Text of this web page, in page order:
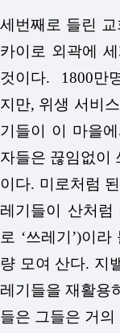
세번째로 들린
카이로 외곽에
것이다. 1800만
지만, 위생 서비
기들이 이 마을
자들은 끊임없이
이다. 미로처럼
레기들이 산처럼
로 ‘쓰레기’)이
량 모여 산다. 지
레기들을 재활용
들은 그들은 거